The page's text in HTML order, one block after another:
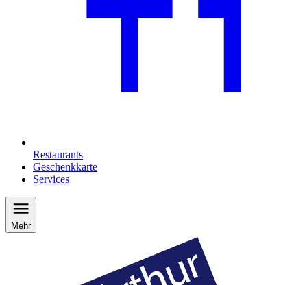
Restaurants
Geschenkkarte
Services
Mehr